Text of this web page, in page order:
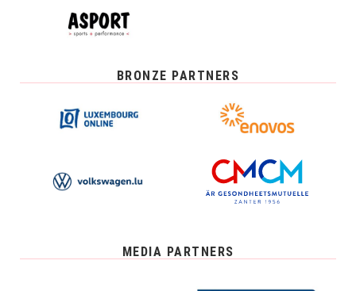
BRONZE PARTNERS
MEDIA PARTNERS